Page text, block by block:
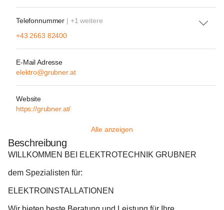
Telefonnummer | +1 weitere
+43 2663 82400
E-Mail Adresse
elektro@grubner.at
Website
https://grubner.at/
Alle anzeigen
Beschreibung
WILLKOMMEN BEI ELEKTROTECHNIK GRUBNER
dem Spezialisten für:
ELEKTROINSTALLATIONEN